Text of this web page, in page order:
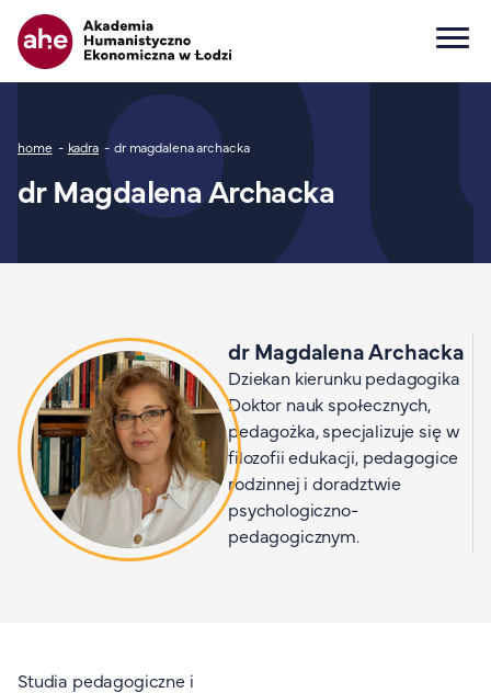
Główna nawigacja
Dla kandydata
Wszystkie kierunki
Studia II stopnia
Study in English
Wydziały
Opłaty za studia
Dla studenta
Organizacja studiów
Aktualności
O rekrutacji
Ścieżka nawigacyjna
home kadra dr magdalena archacka
dr Magdalena Archacka
dr Magdalena Archacka
Dziekan kierunku pedagogika
Doktor nauk społecznych,
pedagożka, specjalizuje się w
filozofii edukacji, pedagogice
rodzinnej i doradztwie
psychologiczno-
pedagogicznym.
Studia pedagogiczne i